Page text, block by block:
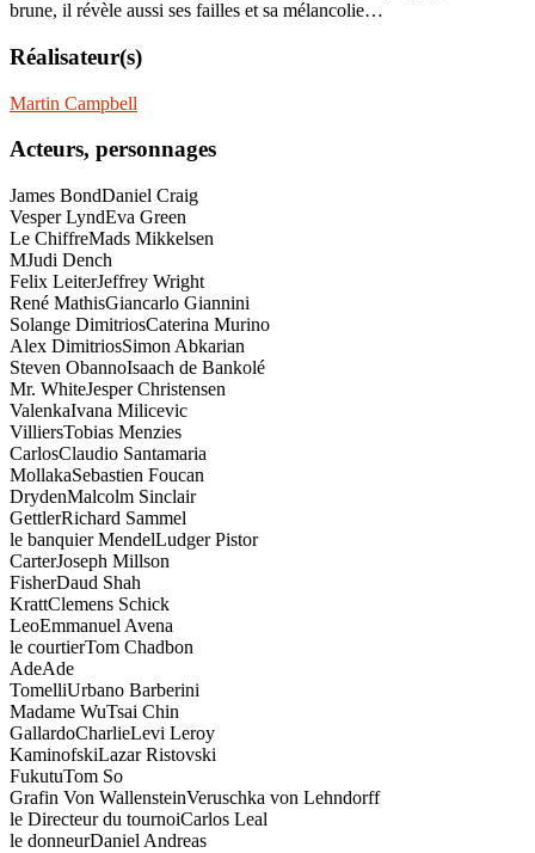
brune, il révèle aussi ses failles et sa mélancolie…
Réalisateur(s)
Martin Campbell
Acteurs, personnages
James BondDaniel Craig
Vesper LyndEva Green
Le ChiffreMads Mikkelsen
MJudi Dench
Felix LeiterJeffrey Wright
René MathisGiancarlo Giannini
Solange DimitriosCaterina Murino
Alex DimitriosSimon Abkarian
Steven ObannoIsaach de Bankolé
Mr. WhiteJesper Christensen
ValenkaIvana Milicevic
VilliersTobias Menzies
CarlosClaudio Santamaria
MollakaSebastien Foucan
DrydenMalcolm Sinclair
GettlerRichard Sammel
le banquier MendelLudger Pistor
CarterJoseph Millson
FisherDaud Shah
KrattClemens Schick
LeoEmmanuel Avena
le courtierTom Chadbon
AdeAde
TomelliUrbano Barberini
Madame WuTsai Chin
GallardoCharlieLevi Leroy
KaminofskiLazar Ristovski
FukutuTom So
Grafin Von WallensteinVeruschka von Lehndorff
le Directeur du tournoiCarlos Leal
le donneurDaniel Andreas